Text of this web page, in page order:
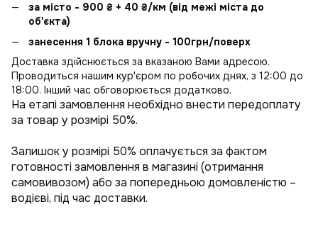
за місто - 900 ₴ + 40 ₴/км (від межі міста до
об'єкта)
занесення 1 блока вручну - 100грн/поверх
Доставка здійснюється за вказаною Вами адресою.
Проводиться нашим кур'єром по робочих днях, з 12:00 до
18:00. Інший час обговорюється додатково.
На етапі замовлення необхідно внести передоплату
за товар у розмірі 50%.
Залишок у розмірі 50% оплачується за фактом
готовності замовлення в магазині (отримання
самовивозом) або за попередньою домовленістю –
водієві, під час доставки.